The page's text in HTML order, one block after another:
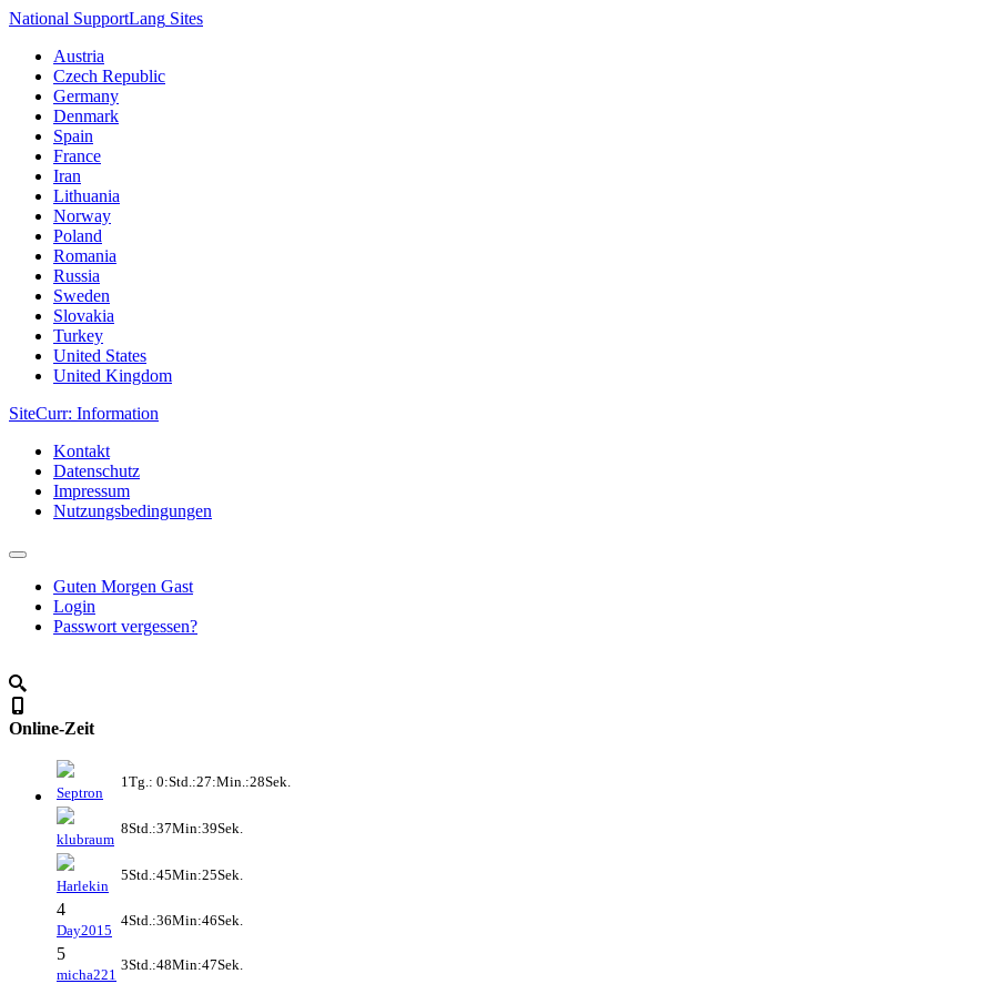
National SupportLang Sites
Austria
Czech Republic
Germany
Denmark
Spain
France
Iran
Lithuania
Norway
Poland
Romania
Russia
Sweden
Slovakia
Turkey
United States
United Kingdom
SiteCurr: Information
Kontakt
Datenschutz
Impressum
Nutzungsbedingungen
Guten Morgen Gast
Login
Passwort vergessen?
Online-Zeit
Septron
1Tg.: 0:Std.:27:Min.:28Sek.
klubraum
8Std.:37Min:39Sek.
Harlekin
5Std.:45Min:25Sek.
4
Day2015
4Std.:36Min:46Sek.
5
micha221
3Std.:48Min:47Sek.